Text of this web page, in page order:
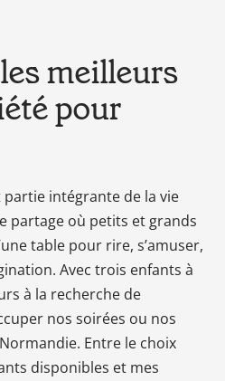
meilleurs
pour
partie intégrante de la vie
partage où petits et grands
table pour rire, s’amuser,
Avec trois enfants à
à la recherche de
nos soirées ou nos
Entre le choix
disponibles et mes